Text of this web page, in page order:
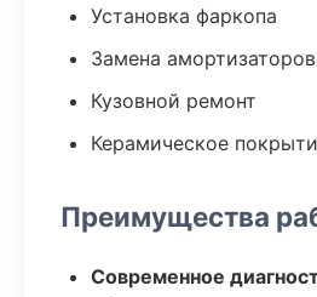
Установка фаркопа
Замена амортизаторов
Кузовной ремонт
Керамическое
Преимущества
Современное